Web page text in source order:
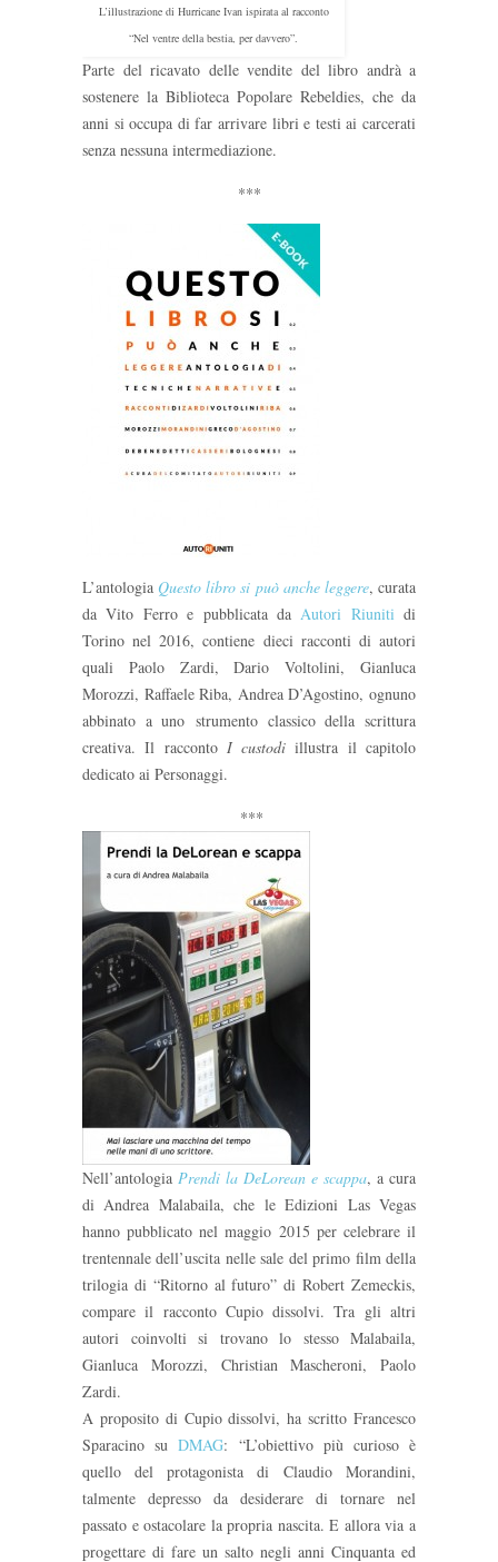
L’illustrazione di Hurricane Ivan ispirata al racconto
“Nel ventre della bestia, per davvero”.
Parte del ricavato delle vendite del libro andrà a
sostenere la Biblioteca Popolare Rebeldies, che da
anni si occupa di far arrivare libri e testi ai carcerati
senza nessuna intermediazione.
***
L’antologia Questo libro si può anche leggere, curata
da Vito Ferro e pubblicata daAutori Riuniti di
Torino nel 2016, contiene dieci racconti di autori
quali Paolo Zardi, Dario Voltolini, Gianluca
Morozzi, Raffaele Riba, Andrea D’Agostino, ognuno
abbinato a uno strumento classico della scrittura
creativa. Il racconto I custodi illustra il capitolo
dedicato ai Personaggi.
***
Nell’antologia Prendi la DeLorean e scappa, a cura
di Andrea Malabaila, che le Edizioni Las Vegas
hanno pubblicato nel maggio 2015 per celebrare il
trentennale dell’uscita nelle sale del primo film della
trilogia di “Ritorno al futuro” di Robert Zemeckis,
compare il racconto Cupio dissolvi. Tra gli altri
autori coinvolti si trovano lo stesso Malabaila,
Gianluca Morozzi, Christian Mascheroni, Paolo
Zardi.
A proposito di Cupio dissolvi, ha scritto Francesco
Sparacino suDMAG: “L’obiettivo più curioso è
quello del protagonista di Claudio Morandini,
talmente depresso da desiderare di tornare nel
passato e ostacolare la propria nascita. E allora via a
progettare di fare un salto negli anni Cinquanta ed